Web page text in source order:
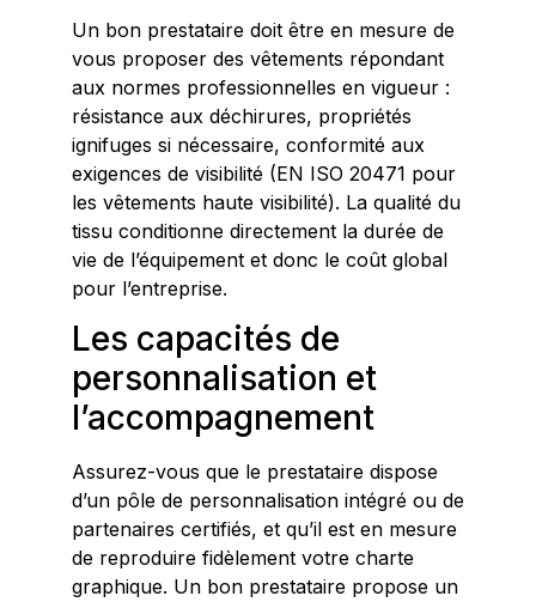
Un bon prestataire doit être en mesure de
vous proposer des vêtements répondant
aux normes professionnelles en vigueur :
résistance aux déchirures, propriétés
ignifuges si nécessaire, conformité aux
exigences de visibilité (EN ISO 20471 pour
les vêtements haute visibilité). La qualité du
tissu conditionne directement la durée de
vie de l’équipement et donc le coût global
pour l’entreprise.
Les capacités de
personnalisation et
l’accompagnement
Assurez-vous que le prestataire dispose
d’un pôle de personnalisation intégré ou de
partenaires certifiés, et qu’il est en mesure
de reproduire fidèlement votre charte
graphique. Un bon prestataire propose un